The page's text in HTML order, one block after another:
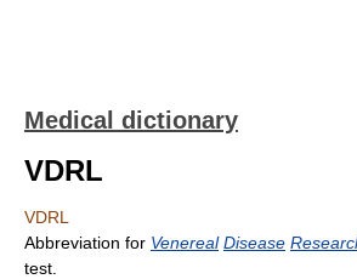
Medical dictionary
VDRL
VDRL
Abbreviation for Venereal Disease
test.